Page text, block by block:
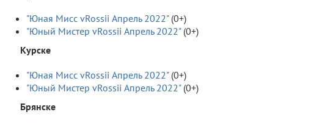
"Юная Мисс vRossii Апрель 2022"(0+)
"Юный Мистер vRossii Апрель 2022"(0+)
Курске
"Юная Мисс vRossii Апрель 2022"(0+)
"Юный Мистер vRossii Апрель 2022"(0+)
Брянске